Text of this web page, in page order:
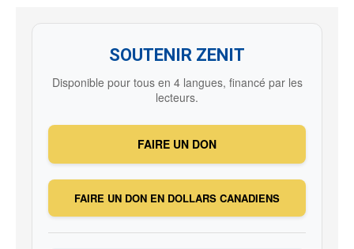
SOUTENIR ZENIT
Disponible pour tous en 4 langues, financé par les
lecteurs.
FAIRE UN DON
FAIRE UN DON EN DOLLARS CANADIENS